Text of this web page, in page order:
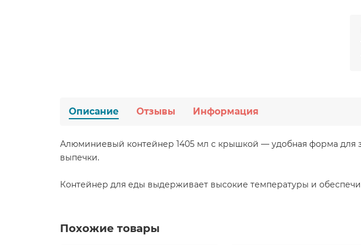
Описание Отзывы Информация
Алюминиевый контейнер 1405 мл с крышкой — удобная форма для
выпечки.
Контейнер для еды выдерживает высокие температуры и
Похожие товары